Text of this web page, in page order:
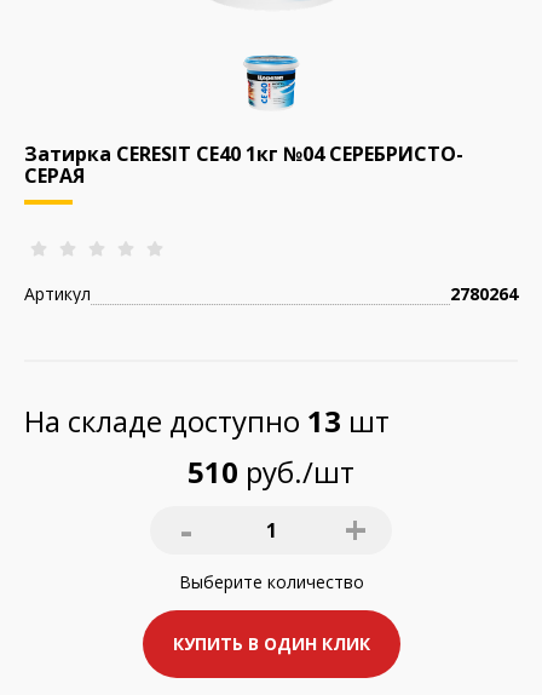
Затирка CERESIT CE40 1кг №04 СЕРЕБРИСТО-
СЕРАЯ
Артикул 2780264
На складе доступно 13 шт
510 руб./шт
- 1 +
Выберите количество
КУПИТЬ В ОДИН КЛИК